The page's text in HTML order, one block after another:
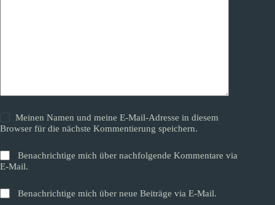
Meinen Namen und meine E-Mail-Adresse in diesem
Browser für die nächste Kommentierung speichern.
Benachrichtige mich über nachfolgende Kommentare via
E-Mail.
Benachrichtige mich über neue Beiträge via E-Mail.